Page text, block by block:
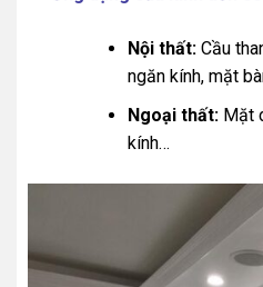
Nội thất:Cầu
ngăn kính, mặt
Ngoại thất:Mặt
kính…